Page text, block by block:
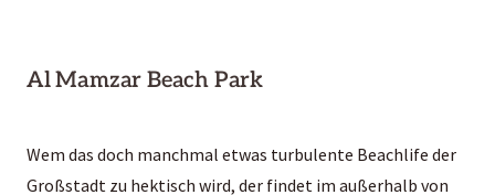
Al Mamzar Beach Park
Wem das doch manchmal etwas turbulente Beachlife der
Großstadt zu hektisch wird, der findet im außerhalb von